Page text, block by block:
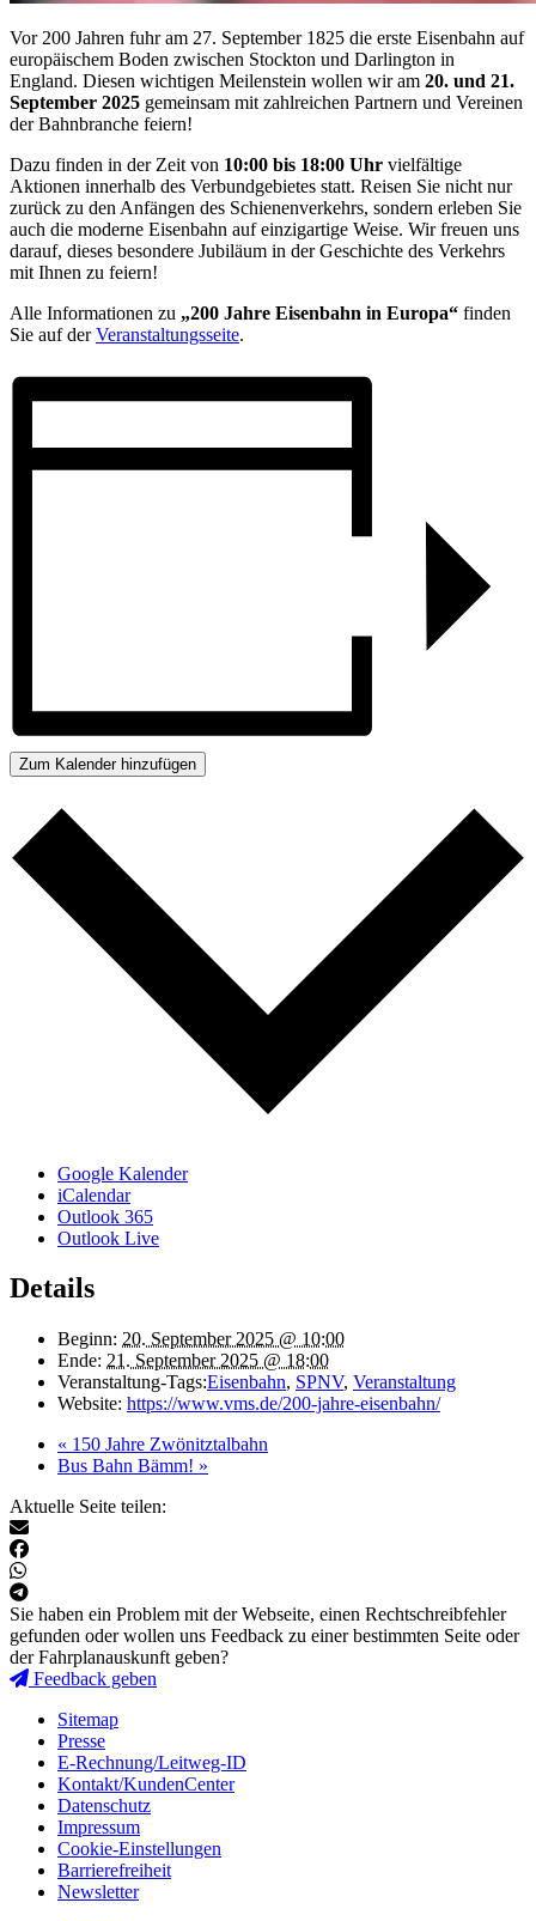
Vor 200 Jahren fuhr am 27. September 1825 die erste Eisenbahn auf
europäischem Boden zwischen Stockton und Darlington in
England. Diesen wichtigen Meilenstein wollen wir am 20. und 21.
September 2025 gemeinsam mit zahlreichen Partnern und Vereinen
der Bahnbranche feiern!
Dazu finden in der Zeit von 10:00 bis 18:00 Uhr vielfältige
Aktionen innerhalb des Verbundgebietes statt. Reisen Sie nicht nur
zurück zu den Anfängen des Schienenverkehrs, sondern erleben Sie
auch die moderne Eisenbahn auf einzigartige Weise. Wir freuen uns
darauf, dieses besondere Jubiläum in der Geschichte des Verkehrs
mit Ihnen zu feiern!
Alle Informationen zu „200 Jahre Eisenbahn in Europa“ finden
Sie auf derVeranstaltungsseite.
Zum Kalender hinzufügen
Google Kalender
iCalendar
Outlook 365
Outlook Live
Details
Beginn: 20. September 2025 @ 10:00
Ende: 21. September 2025 @ 18:00
Veranstaltung-Tags:Eisenbahn, SPNV, Veranstaltung
Website: https://www.vms.de/200-jahre-eisenbahn/
« 150 Jahre Zwönitztalbahn
Bus Bahn Bämm! »
Aktuelle Seite teilen:
Sie haben ein Problem mit der Webseite, einen Rechtschreibfehler
gefunden oder wollen uns Feedback zu einer bestimmten Seite oder
der Fahrplanauskunft geben?
Feedback geben
Sitemap
Presse
E-Rechnung/Leitweg-ID
Kontakt/KundenCenter
Datenschutz
Impressum
Cookie-Einstellungen
Barrierefreiheit
Newsletter